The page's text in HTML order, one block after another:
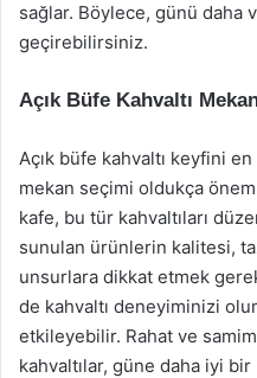
sağlar. Böylece, günü daha
geçirebilirsiniz.
Açık Büfe Kahvaltı
Açık büfe kahvaltı keyfini
mekan seçimi oldukça
kafe, bu tür kahvaltıları
sunulan ürünlerin kalitesi,
unsurlara dikkat etmek
de kahvaltı deneyiminizi
etkileyebilir. Rahat ve
kahvaltılar, güne daha iyi bir